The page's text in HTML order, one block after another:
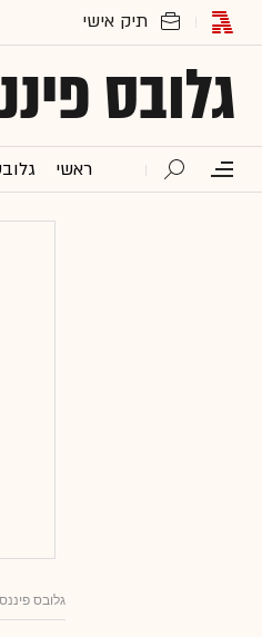
גלובס
ראשי
גלובס